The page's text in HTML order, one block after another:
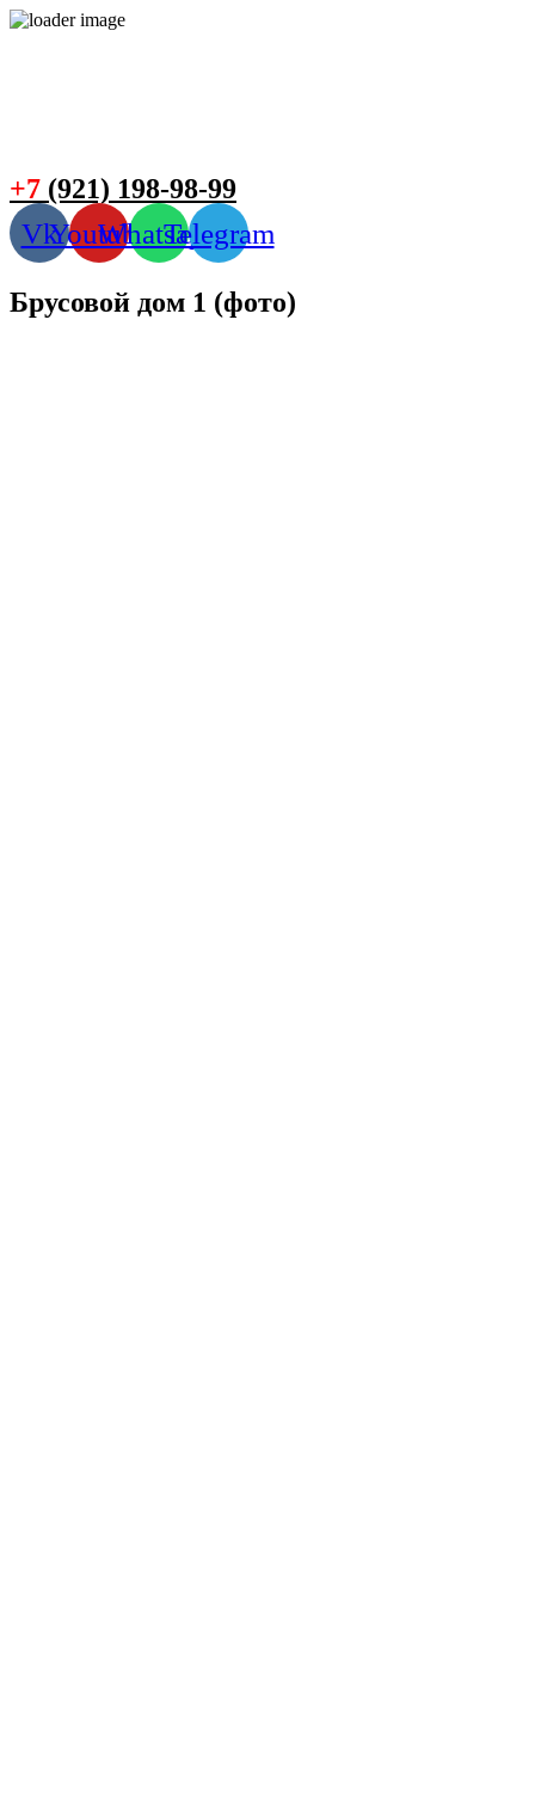
+7 (921) 198-98-99
VkYoutubeWhatsappTelegram
Брусовой дом 1 (фото)